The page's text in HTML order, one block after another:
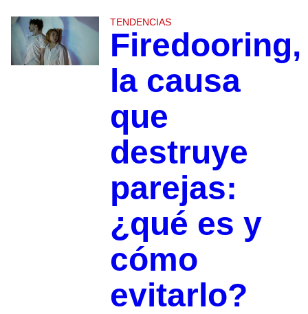
TENDENCIAS
Firedooring,
la causa
que
destruye
parejas:
¿qué es y
cómo
evitarlo?